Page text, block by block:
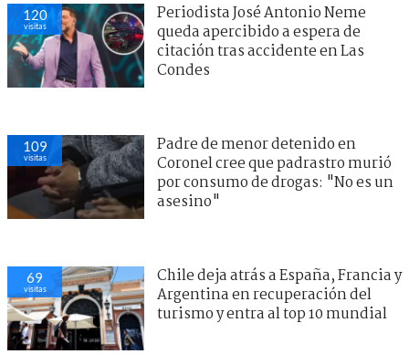
120
visitas
Periodista José Antonio Neme
queda apercibido a espera de
citación tras accidente en Las
Condes
109
visitas
Padre de menor detenido en
Coronel cree que padrastro murió
por consumo de drogas: "No es un
asesino"
69
visitas
Chile deja atrás a España, Francia y
Argentina en recuperación del
turismo y entra al top 10 mundial